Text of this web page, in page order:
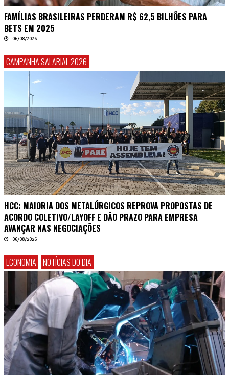
FAMÍLIAS BRASILEIRAS PERDERAM R$ 62,5 BILHÕES PARA
BETS EM 2025
06/08/2026
CAMPANHA SALARIAL 2026
HCC: MAIORIA DOS METALÚRGICOS REPROVA PROPOSTAS DE
ACORDO COLETIVO/LAYOFF E DÃO PRAZO PARA EMPRESA
AVANÇAR NAS NEGOCIAÇÕES
06/08/2026
ECONOMIA NOTÍCIAS DO DIA